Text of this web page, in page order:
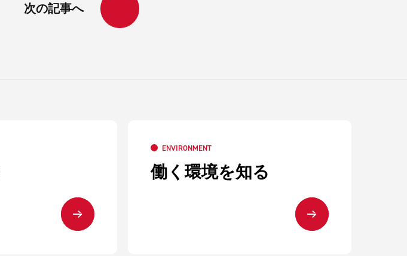
次の記事へ
ENVIRONMENT
働く環境を知る